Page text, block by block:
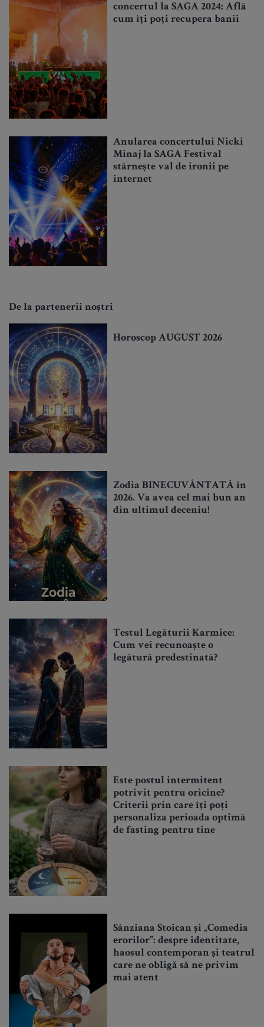
concertul la SAGA 2024: Află
cum îți poți recupera banii
Anularea concertului Nicki
Minaj la SAGA Festival
stârnește val de ironii pe
internet
De la partenerii noștri
Horoscop AUGUST 2026
Zodia BINECUVÂNTATĂ în
2026. Va avea cel mai bun an
din ultimul deceniu!
Testul Legăturii Karmice:
Cum vei recunoaște o
legătură predestinată?
Este postul intermitent
potrivit pentru oricine?
Criterii prin care îți poți
personaliza perioada optimă
de fasting pentru tine
Sânziana Stoican și „Comedia
erorilor”: despre identitate,
haosul contemporan și teatrul
care ne obligă să ne privim
mai atent